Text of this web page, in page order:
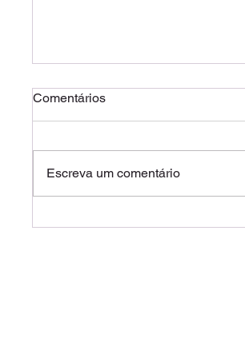
Gestão do tempo
Comentários
Escreva um comentário